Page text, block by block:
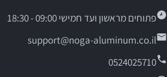
פתוחים מראשון ועד חמישי 09:00 - 18:30
support@noga-aluminum.co.il
0524025710